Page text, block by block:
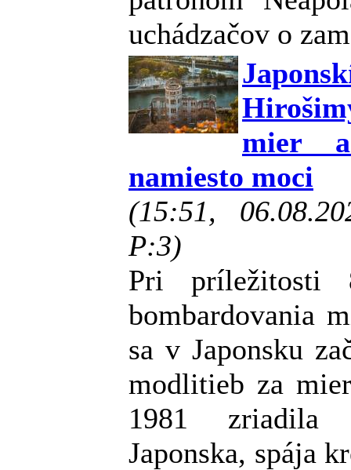
uchádzačov o
mier
namiesto moci
(15:51,
P:3)
Pri príležitosti
bombardovania
sa v Japonsku
modlitieb za
1981 zriadila
Japonska, spája